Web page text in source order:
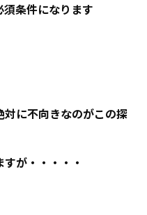
条件になります
に不向きなのがこの探
が・・・・・